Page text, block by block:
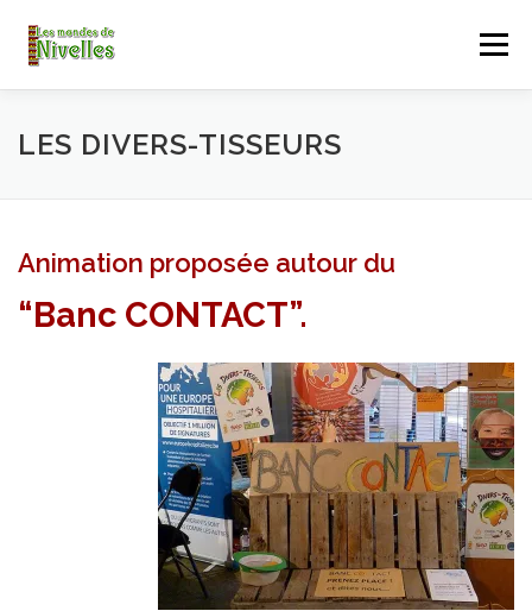
contenu
Menu
ACCUEIL LES MONDES DE NIVELLES
TELECHARGER
LES DIVERS-TISSEURS
Animation proposée autour du
“Banc CONTACT”.